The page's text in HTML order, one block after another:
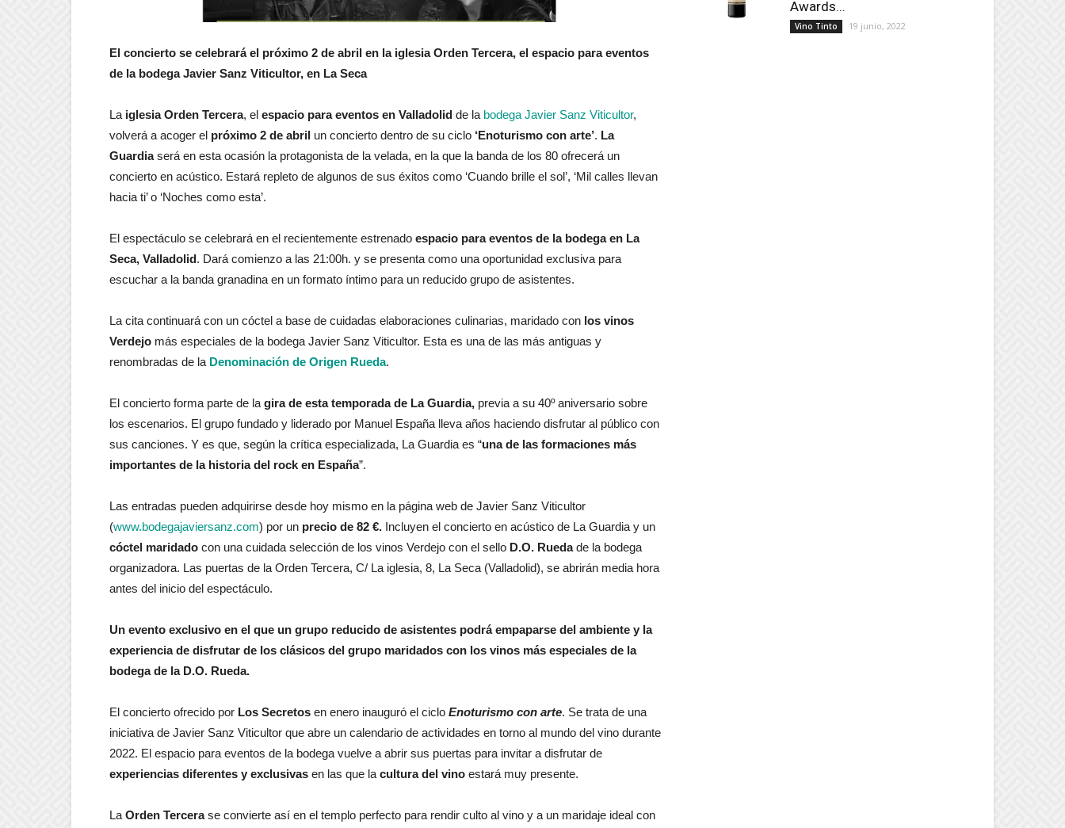
El concierto se celebrará el próximo 2 de abril en la iglesia Orden Tercera, el espacio para eventos
de la bodega Javier Sanz Viticultor, en La Seca
La iglesia Orden Tercera, el espacio para eventos en Valladolid de la bodega Javier Sanz Viticultor,
volverá a acoger el próximo 2 de abril un concierto dentro de su ciclo ‘Enoturismo con arte’. La
Guardiaserá en esta ocasión la protagonista de la velada, en la que la banda de los 80 ofrecerá un
concierto en acústico. Estará repleto de algunos de sus éxitos como ‘Cuando brille el sol’, ‘Mil calles llevan
hacia ti’ o ‘Noches como esta’.
El espectáculo se celebrará en el recientemente estrenado espacio para eventos de la bodega en La
Seca, Valladolid. Dará comienzo a las 21:00h. y se presenta como una oportunidad exclusiva para
escuchar a la banda granadina en un formato íntimo para un reducido grupo de asistentes.
La cita continuará con un cóctel a base de cuidadas elaboraciones culinarias, maridado con los vinos
Verdejo más especiales de la bodega Javier Sanz Viticultor. Esta es una de las más antiguas y
renombradas de la Denominación de Origen Rueda.
El concierto forma parte de la gira de esta temporada de La Guardia, previa a su 40º aniversario sobre
los escenarios. El grupo fundado y liderado por Manuel España lleva años haciendo disfrutar al público con
sus canciones. Y es que, según la crítica especializada, La Guardia es “una de las formaciones más
importantes de la historia del rock en España”.
Las entradas pueden adquirirse desde hoy mismo en la página web de Javier Sanz Viticultor
(www.bodegajaviersanz.com) por un precio de 82 €. Incluyen el concierto en acústico de La Guardia y un
cóctel maridado con una cuidada selección de los vinos Verdejo con el sello D.O. Ruedade la bodega
organizadora. Las puertas de la Orden Tercera, C/ La iglesia, 8, La Seca (Valladolid), se abrirán media hora
antes del inicio del espectáculo.
Un evento exclusivo en el que un grupo reducido de asistentes podrá empaparse del ambiente y la
experiencia de disfrutar de los clásicos del grupo maridados con los vinos más especiales de la
bodega de la D.O. Rueda.
El concierto ofrecido por Los Secretos en enero inauguró el ciclo Enoturismo con arte. Se trata de una
iniciativa de Javier Sanz Viticultor que abre un calendario de actividades en torno al mundo del vino durante
2022. El espacio para eventos de la bodega vuelve a abrir sus puertas para invitar a disfrutar de
experiencias diferentes y exclusivas en las que la cultura del vino estará muy presente.
La Orden Tercerase convierte así en el templo perfecto para rendir culto al vino y a un maridaje ideal con
Awards...
Vino Tinto 19 junio, 2022